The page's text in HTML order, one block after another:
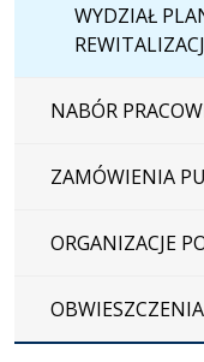
WYDZIAŁ
NABÓR
ZAMÓWIENIA
ORGANIZACJE
OBWIESZCZENIA